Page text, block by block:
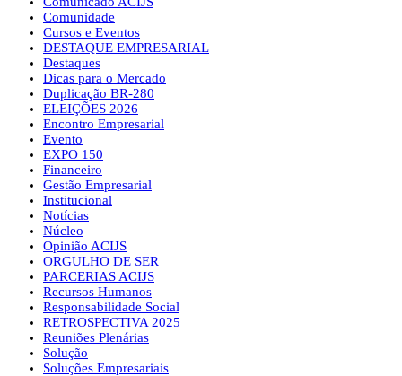
Comunidade
Cursos e Eventos
DESTAQUE EMPRESARIAL
Destaques
Dicas para o Mercado
Duplicação BR-280
ELEIÇÕES 2026
Encontro Empresarial
Evento
EXPO 150
Financeiro
Gestão Empresarial
Institucional
Notícias
Núcleo
Opinião ACIJS
ORGULHO DE SER
PARCERIAS ACIJS
Recursos Humanos
Responsabilidade Social
RETROSPECTIVA 2025
Reuniões Plenárias
Solução
Soluções Empresariais